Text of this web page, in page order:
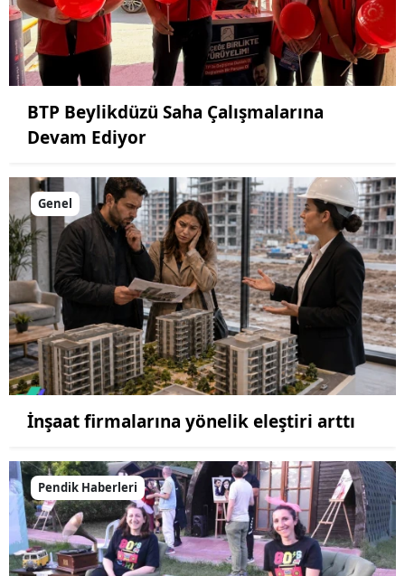
BTP Beylikdüzü Saha Çalışmalarına
Devam Ediyor
Genel
İnşaat firmalarına yönelik eleştiri arttı
Pendik Haberleri